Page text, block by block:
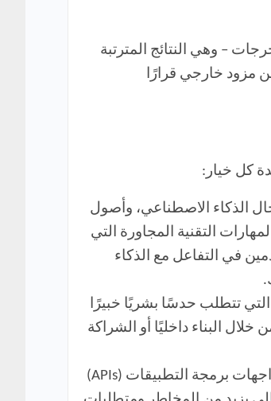
– وهي النتائج المترتبة
مزود خارجي قرارًا
كل خيار:
الذكاء الاصطناعي، وأصول
التقنية المجاورة التي
في التفاعل مع الذكاء
تتطلب حدسًا بشريًا خبيرًا
البناء داخليًا أو الشراكة
ليست كل تطبيقات الذكاء الاصطناعي متساوية. المشروع الذي يعتمد على واجهات برمجة التطبيقات (APIs)